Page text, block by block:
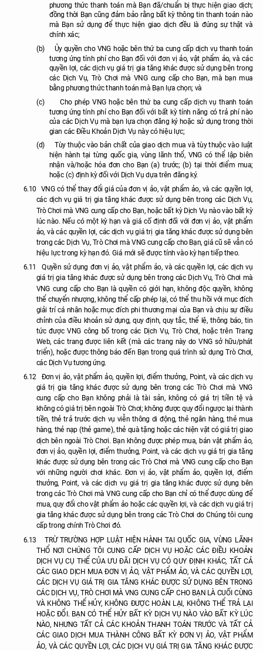
phương thức thanh toán mà Bạn đã/chuẩn bị thực hiện giao dịch;
đồng thời Bạn cũng đảm bảo rằng bất kỳ thông tin thanh toán nào
mà Bạn sử dụng để thực hiện giao dịch đều là đúng sự thật và
chính xác;
(b)
Ủy quyền cho VNG hoặc bên thứ ba cung cấp dịch vụ thanh toán
tương ứng tính phí cho Bạn đối với đơn vị ảo, vật phẩm ảo, và các
quyền lợi, các dịch vụ giá trị gia tăng khác được sử dụng bên trong
các Dịch Vụ, Trò Chơi mà VNG cung cấp cho Bạn, mà bạn mua
bằng phương thức thanh toán mà Bạn lựa chọn; và
(c)
Cho phép VNG hoặc bên thứ ba cung cấp dịch vụ thanh toán
tương ứng tính phí cho Bạn đối với bất kỳ tính năng có trả phí nào
của các Dịch Vụ mà bạn lựa chọn đăng ký hoặc sử dụng trong thời
gian các Điều Khoản Dịch Vụ này có hiệu lực;
(d)
Tùy thuộc vào bản chất của giao dịch mua và tùy thuộc vào luật
hiện hành tại từng quốc gia, vùng lãnh thổ, VNG có thể lập biên
nhận và/hoặc hóa đơn cho Bạn (a) trước; (b) tại thời điểm mua;
hoặc (c) định kỳ đối với Dịch Vụ dựa trên đăng ký.
6.10
VNG có thể thay đổi giá của đơn vị ảo, vật phẩm ảo, và các quyền lợi,
các dịch vụ giá trị gia tăng khác được sử dụng bên trong các Dịch Vụ,
Trò Chơi mà VNG cung cấp cho Bạn, hoặc bất kỳ Dịch Vụ nào vào bất kỳ
lúc nào. Nếu có một kỳ hạn và giá cố định đối với đơn vị ảo, vật phẩm
ảo, và các quyền lợi, các dịch vụ giá trị gia tăng khác được sử dụng bên
trong các Dịch Vụ, Trò Chơi mà VNG cung cấp cho Bạn, giá cũ sẽ vẫn có
hiệu lực trong kỳ hạn đó. Giá mới sẽ được tính vào kỳ hạn tiếp theo.
6.11
Quyền sử dụng đơn vị ảo, vật phẩm ảo, và các quyền lợi, các dịch vụ
giá trị gia tăng khác được sử dụng bên trong các Dịch Vụ, Trò Chơi mà
VNG cung cấp cho Bạn là quyền có giới hạn, không độc quyền, không
thể chuyển nhượng, không thể cấp phép lại, có thể thu hồi với mục đích
giải trí cá nhân hoặc mục đích phi thương mại của Bạn và chịu sự điều
chỉnh của điều khoản sử dụng, quy định, quy tắc, thể lệ, thông báo, tin
tức được VNG công bố trong các Dịch Vụ, Trò Chơi, hoặc trên Trang
Web, các trang được liên kết (mà các trang này do VNG sở hữu/phát
triển), hoặc được thông báo đến Bạn trong quá trình sử dụng Trò Chơi,
các Dịch Vụ tương ứng.
6.12
Đơn vị ảo, vật phẩm ảo, quyền lợi, điểm thưởng, Point, và các dịch vụ
giá trị gia tăng khác được sử dụng bên trong các Trò Chơi mà VNG
cung cấp cho Bạn không phải là tài sản, không có giá trị tiền tệ và
không có giá trị bên ngoài Trò Chơi; không được quy đổi ngược lại thành
tiền, thẻ trả trước dịch vụ viễn thông di động, thẻ ngân hàng, thẻ mua
hàng, thẻ nạp (thẻ game), thẻ quà tặng hoặc các hiện vật có giá trị giao
dịch bên ngoài Trò Chơi. Bạn không được phép mua, bán vật phẩm ảo,
đơn vị ảo, quyền lợi, điểm thưởng, Point, và các dịch vụ giá trị gia tăng
khác được sử dụng bên trong các Trò Chơi mà VNG cung cấp cho Bạn
với những người chơi khác. Đơn vị ảo, vật phẩm ảo, quyền lợi, điểm
thưởng, Point, và các dịch vụ giá trị gia tăng khác được sử dụng bên
trong các Trò Chơi mà VNG cung cấp cho Bạn chỉ có thể được dùng để
mua, quy đổi cho vật phẩm ảo hoặc các quyền lợi, và các dịch vụ giá trị
gia tăng khác được sử dụng bên trong các Trò Chơi do Chúng tôi cung
cấp trong chính Trò Chơi đó.
6.13
TRỪ TRƯỜNG HỢP LUẬT HIỆN HÀNH TẠI QUỐC GIA, VÙNG LÃNH
THỔ NƠI CHÚNG TÔI CUNG CẤP DỊCH VỤ HOẶC CÁC ĐIỀU KHOẢN
DỊCH VỤ CỤ THỂ CỦA ƯU ĐÃI DỊCH VỤ CÓ QUY ĐỊNH KHÁC, TẤT CẢ
CÁC GIAO DỊCH MUA ĐƠN VỊ ẢO, VẬT PHẨM ẢO, VÀ CÁC QUYỀN LỢI,
CÁC DỊCH VỤ GIÁ TRỊ GIA TĂNG KHÁC ĐƯỢC SỬ DỤNG BÊN TRONG
CÁC DỊCH VỤ, TRÒ CHƠI MÀ VNG CUNG CẤP CHO BẠN LÀ CUỐI CÙNG
VÀ KHÔNG THỂ HỦY, KHÔNG ĐƯỢC HOÀN LẠI, KHÔNG THỂ TRẢ LẠI
HOẶC ĐỔI. BẠN CÓ THỂ HỦY BẤT KỲ DỊCH VỤ NÀO VÀO BẤT KỲ LÚC
NÀO, NHƯNG TẤT CẢ CÁC KHOẢN THANH TOÁN TRƯỚC VÀ TẤT CẢ
CÁC GIAO DỊCH MUA THÀNH CÔNG BẤT KỲ ĐƠN VỊ ẢO, VẬT PHẨM
ẢO, VÀ CÁC QUYỀN LỢI, CÁC DỊCH VỤ GIÁ TRỊ GIA TĂNG KHÁC ĐƯỢC